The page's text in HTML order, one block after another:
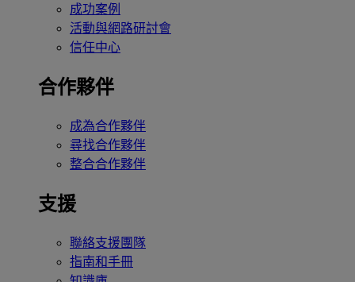
成功案例
活動與網路研討會
信任中心
合作夥伴
成為合作夥伴
尋找合作夥伴
整合合作夥伴
支援
聯絡支援團隊
指南和手冊